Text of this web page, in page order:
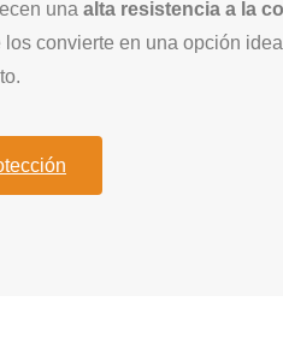
una alta resistencia a la
los convierte en una opción